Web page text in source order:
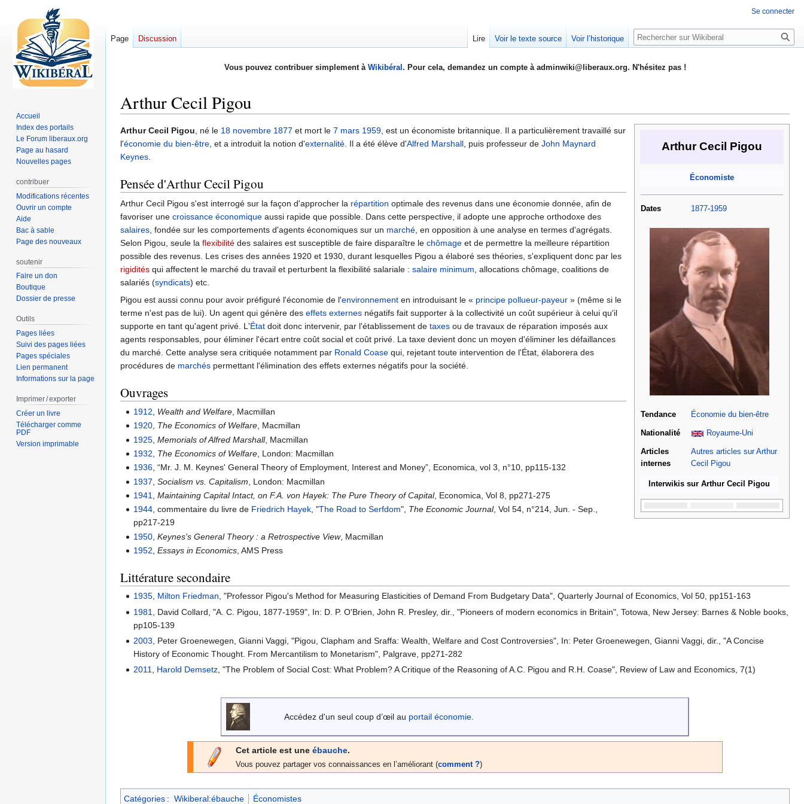
Vous pouvez contribuer simplement à Wikibéral . Pour cela, demandez un compte à adminwiki@liberaux.org. N'hésitez pas !
Arthur Cecil Pigou
Aller
à
la
Aller
à
la
Arthur Cecil Pigou
Économiste
Dates 1877-1959
Tendance Économie du bien-être
Nationalité Royaume-Uni
Articles
internes
Autres articles sur Arthur
Cecil Pigou
Interwikis sur Arthur Cecil Pigou
Arthur Cecil Pigou, né le 18 novembre 1877 et mort le 7 mars 1959, est un économiste britannique. Il a particulièrement travaillé sur
l'économie du bien-être, et a introduit la notion d'externalité. Il a été élève d'Alfred Marshall, puis professeur de John Maynard
Keynes.
Pensée d'Arthur Cecil Pigou
Arthur Cecil Pigou s'est interrogé sur la façon d'approcher la répartition optimale des revenus dans une économie donnée, afin de
favoriser une croissance économique aussi rapide que possible. Dans cette perspective, il adopte une approche orthodoxe des
salaires, fondée sur les comportements d'agents économiques sur un marché, en opposition à une analyse en termes d'agrégats.
Selon Pigou, seule la flexibilité des salaires est susceptible de faire disparaître le chômage et de permettre la meilleure répartition
possible des revenus. Les crises des années 1920 et 1930, durant lesquelles Pigou a élaboré ses théories, s'expliquent donc par les
rigidités qui affectent le marché du travail et perturbent la flexibilité salariale : salaire minimum, allocations chômage, coalitions de
salariés (syndicats) etc.
Pigou est aussi connu pour avoir préfiguré l'économie de l'environnement en introduisant le « principe pollueur-payeur » (même si le
terme n'est pas de lui). Un agent qui génère des effets externes négatifs fait supporter à la collectivité un coût supérieur à celui qu'il
supporte en tant qu'agent privé. L'État doit donc intervenir, par l'établissement de taxes ou de travaux de réparation imposés aux
agents responsables, pour éliminer l'écart entre coût social et coût privé. La taxe devient donc un moyen d'éliminer les défaillances
du marché. Cette analyse sera critiquée notamment par Ronald Coase qui, rejetant toute intervention de l'État, élaborera des
procédures de marchés permettant l'élimination des effets externes négatifs pour la société.
Ouvrages
1912 Wealth and Welfare , Macmillan
1920 The Economics of Welfare , Macmillan
1925 ,Memorials of Alfred Marshall, Macmillan
1932
The Economics of Welfare , London: Macmillan
1936, “Mr. J. M. Keynes' General Theory of Employment, Interest and Money”, Economica, vol 3, n°10, pp115-132
1937 ,Socialism vs. Capitalism , London: Macmillan
1941
,Maintaining Capital Intact, on F.A. von Hayek: The Pure Theory of Capital, Economica, Vol 8, pp271-275
1944, commentaire du livre de Friedrich Hayek, "The Road to Serfdom", The Economic Journal, Vol 54, n°214, Jun. - Sep.,
pp217-219
1950 ,Keynes's General Theory : a Retrospective View, Macmillan
1952,Essays in Economics, AMS Press
Littérature secondaire
1935, Milton Friedman, "Professor Pigou's Method for Measuring Elasticities of Demand From Budgetary Data", Quarterly Journal of Economics, Vol 50, pp151-163
1981
, David Collard, "A. C. Pigou, 1877-1959", In: D. P. O'Brien, John R. Presley, dir., "Pioneers of modern economics in Britain", Totowa, New Jersey: Barnes & Noble books,
pp105-139
2003 , Peter Groenewegen, Gianni Vaggi, "Pigou, Clapham and Sraffa: Wealth, Welfare and Cost Controversies", In: Peter Groenewegen, Gianni Vaggi, dir., "A Concise
History of Economic Thought. From Mercantilism to Monetarism", Palgrave, pp271-282
2011
Harold Demsetz , "The Problem of Social Cost: What Problem? A Critique of the Reasoning of A.C. Pigou and R.H. Coase", Review of Law and Economics, 7(1)
Accédez d'un seul coup d’œil au portail économie
Cet article est une ébauche.
Vous pouvez partager vos connaissances en l’améliorant (comment ?)
Catégories : Wikiberal:ébauche Économistes
Se connecter
Page Discussion Lire Voir le texte source Voir l’historique Rechercher
Accueil
Index des portails
Le Forum liberaux.org
Page au hasard
Nouvelles pages
contribuer
Modifications récentes
Ouvrir un compte
Aide
Bac à sable
Page des nouveaux
soutenir
Faire un don
Boutique
Dossier de presse
Outils
Pages liées
Suivi des pages liées
Pages spéciales
Lien permanent
Informations sur la page
Imprimer / exporter
Créer un livre
Télécharger comme
PDF
Version imprimable